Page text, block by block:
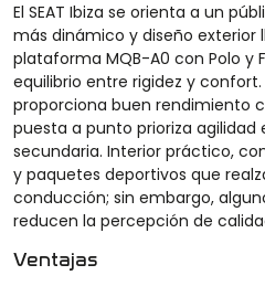
El SEAT Ibiza se orienta a un
más dinámico y diseño exterior
plataforma MQB-A0 con Polo y
equilibrio entre rigidez y
proporciona buen rendimiento
puesta a punto prioriza agilidad
secundaria. Interior práctico,
y paquetes deportivos que
conducción; sin embargo,
reducen la percepción de
Ventajas